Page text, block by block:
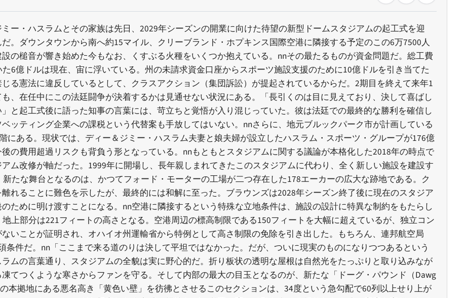
ー・ハスラムとその家族は先日、2029年シーズンの開業に向けた待望の新型ドームスタジアムの起工式を迎
。ダウンタウンから南へ約15マイル、クリーブランド・ホプキンス国際空港に隣接する予定のこの6万7500人
の槌音が響き始めた今もなお、くすぶる火種をいくつか抱えている。nnその最たるものが資金問題だ。総工費
6億ドルは現在、宙に浮いている。州の未請求資金口座からスポーツ施設支援のために10億ドルを引き当てた
る憲法に違反しているとして、クラスアクション（集団訴訟）が提起されているからだ。2期目を終えて来年1
、在任中にこの法廷闘争が決着するかは見通せない状況にある。「長引くのは目に見えており、決して喜ばし
と起工式後に語った知事の言葉には、苛立ちと覚悟が入り混じっていた。彼は法廷での最終的な勝利を確信し
ッティング企業への課税という代替案も手放してはいない。nnさらに、地元ブルックパーク市が計画している
にある。現状では、ディー＆ジミー・ハスラム夫妻と娘夫婦が設立したハスラム・スポーツ・グループが176億
の費用超過リスクも背負う形となっている。nnもともとスタジアムに関する議論が本格化した2018年の時点で
ム改修が軸だった。1999年に開場し、長年親しまれてきたこのスタジアムに代わり、全く新しい施設を建設す
たな舞台となるのは、かつてフォード・モーターの工場が二つ存在した178エーカーの広大な跡地である。ク
れることに難色を示したが、最終的には和解に至った。ブラウンズは2028年シーズン終了後に現在のスタジア
ために明け渡すことになる。nn空港に隣接するという特殊な立地条件は、施設の設計に特異な制約をもたらし
上部分は221フィートの高さとなる。空港周辺の標高制限である150フィートを大幅に超えているが、独立コン
いことが証明され、オハイオ州運輸省から特例として高さ制限の免除を引き出した。もちろん、連邦航空局
条件だ。nn「ここまで来る道のりは決して平坦ではなかった。だが、ついに現実のものになりつつあるという
ムの言葉通り、スタジアムの全貌は実に野心的だ。折り板状の透明な屋根は自然光をたっぷりと取り込みなが
てつくような寒さからファンを守る。そして内部の最大の目玉となるのが、新たな「ドーグ・パウンド（Dawg
本拠地にある悪名高き「黄色い壁」を彷彿とさせるこのセクションは、34度という急勾配で60列以上せり上が